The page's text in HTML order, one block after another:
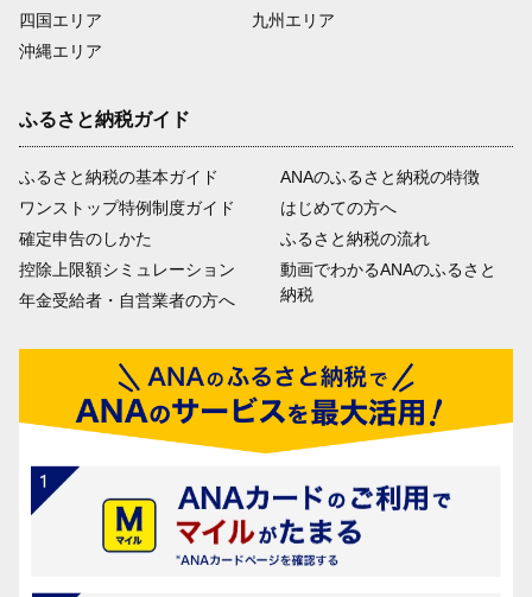
四国エリア
沖縄エリア
九州エリア
ふるさと納税ガイド
ふるさと納税の基本ガイド
ワンストップ特例制度ガイド
確定申告のしかた
控除上限額シミュレーション
年金受給者・自営業者の方へ
ANAのふるさと納税の特徴
はじめての方へ
ふるさと納税の流れ
動画でわかるANAのふるさと
納税